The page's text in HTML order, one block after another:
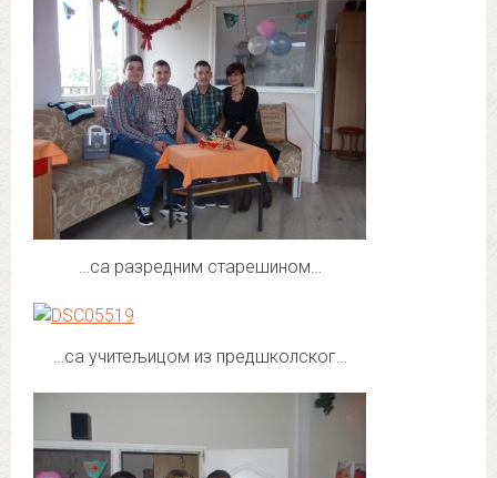
…са разредним старешином…
…са учитељицом из предшколског…